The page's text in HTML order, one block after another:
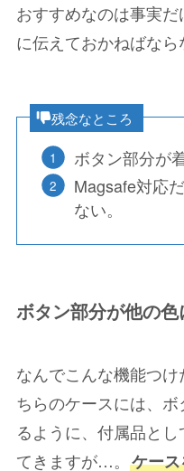
おすすめなのは事実
に伝えておかねばなら
残念なところ
ボタン部分が
Magsafe対応
ない。
ボタン部分が他の
なんでこんな機能つ
ちらのケースには、
るように、付属品と
てきますが…。 ケー